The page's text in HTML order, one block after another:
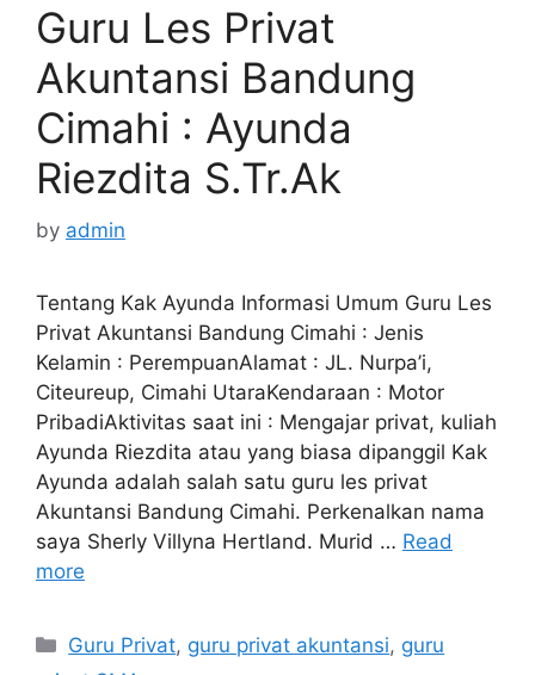
Guru Les Privat
Akuntansi Bandung
Cimahi : Ayunda
Riezdita S.Tr.Ak
by admin
Tentang Kak Ayunda Informasi Umum Guru Les
Privat Akuntansi Bandung Cimahi : Jenis
Kelamin : PerempuanAlamat : JL. Nurpa’i,
Citeureup, Cimahi UtaraKendaraan : Motor
PribadiAktivitas saat ini : Mengajar privat, kuliah
Ayunda Riezdita atau yang biasa dipanggil Kak
Ayunda adalah salah satu guru les privat
Akuntansi Bandung Cimahi. Perkenalkan nama
saya Sherly Villyna Hertland. Murid … Read
more
Categories
Guru Privat, guru privat akuntansi, guru